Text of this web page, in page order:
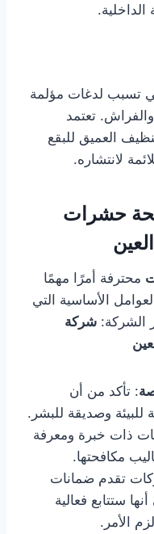
تسبب لدغات مؤلمة
تعتمد
العميق للبقع
لانتشاره.
حشرات
محترفة أمرًا مهمًا
الأساسية التي
الشركة: شركة
: تأكد من أن
وصديقة للبشر.
ذات خبرة ومعرفة
مكافحتها.
تقدم ضمانات
ستتابع فعالية
الأمر.